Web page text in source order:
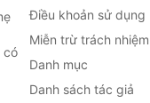
có
Điều khoản sử dụng
Miễn trừ trách nhiệm
Danh mục
Danh sách tác giả